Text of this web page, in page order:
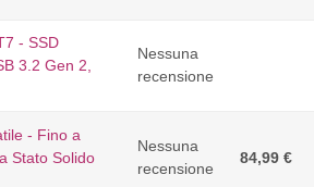
- SSD
3.2 Gen 2,
Nessuna
recensione
- Fino a
Stato Solido
Nessuna
recensione
84,99 €